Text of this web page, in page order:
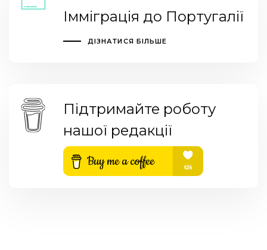
Імміграція до Португалії
ДІЗНАТИСЯ БІЛЬШЕ
Підтримайте роботу
нашої редакції